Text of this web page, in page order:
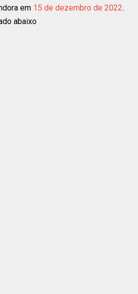
em 15 de dezembro de 2022.
abaixo